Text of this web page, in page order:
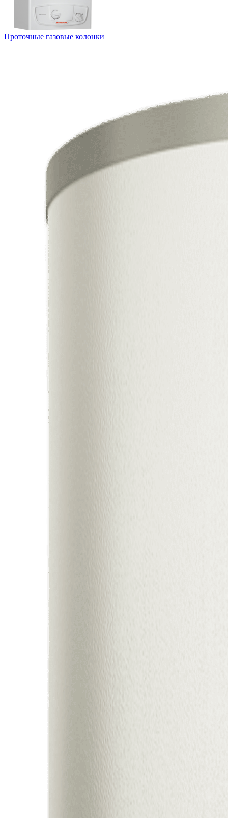
Проточные газовые колонки